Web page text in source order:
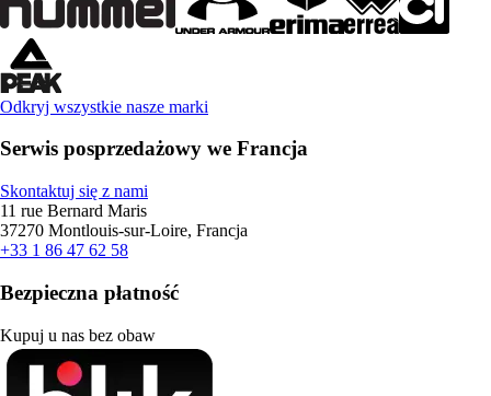
Odkryj wszystkie nasze marki
Serwis posprzedażowy we Francja
Skontaktuj się z nami
11 rue Bernard Maris
37270 Montlouis-sur-Loire, Francja
+33 1 86 47 62 58
Bezpieczna płatność
Kupuj u nas bez obaw